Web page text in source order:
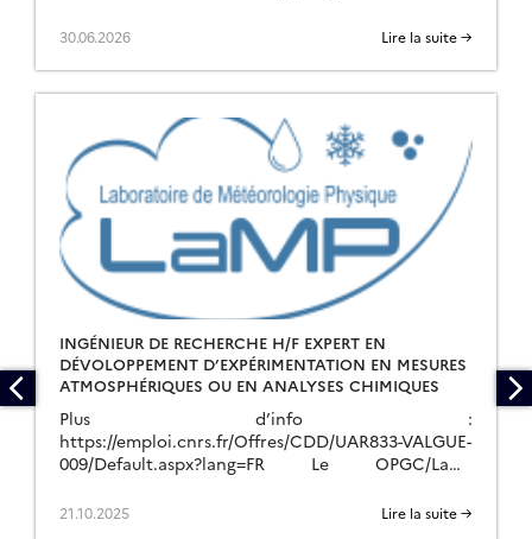
Pour plus d’info :
057/Default.aspx Description du Poste Les Missions
1. Gestion de projets ACTRIS (70%)● Montage […]
30.06.2026 Lire la suite →
INGÉNIEUR DE RECHERCHE H/F EXPERT EN
DÉVOLOPPEMENT D’EXPÉRIMENTATION EN MESURES
ATMOSPHÉRIQUES OU EN ANALYSES CHIMIQUES
Plus d’info :
https://emploi.cnrs.fr/Offres/CDD/UAR833-VALGUE-
009/Default.aspx?lang=FR Le OPGC/LaMP
dévoloppement d’expérimentation en mesures
21.10.2025 Lire la suite →